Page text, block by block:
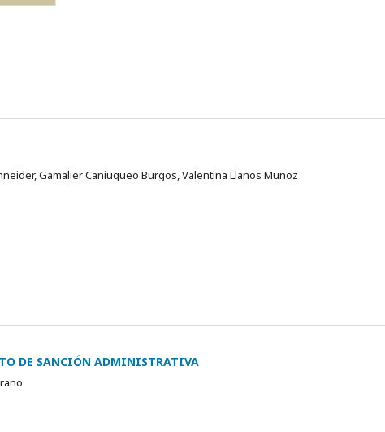
Gamalier Caniuqueo Burgos, Valentina Llanos Muñoz
DE SANCIÓN ADMINISTRATIVA